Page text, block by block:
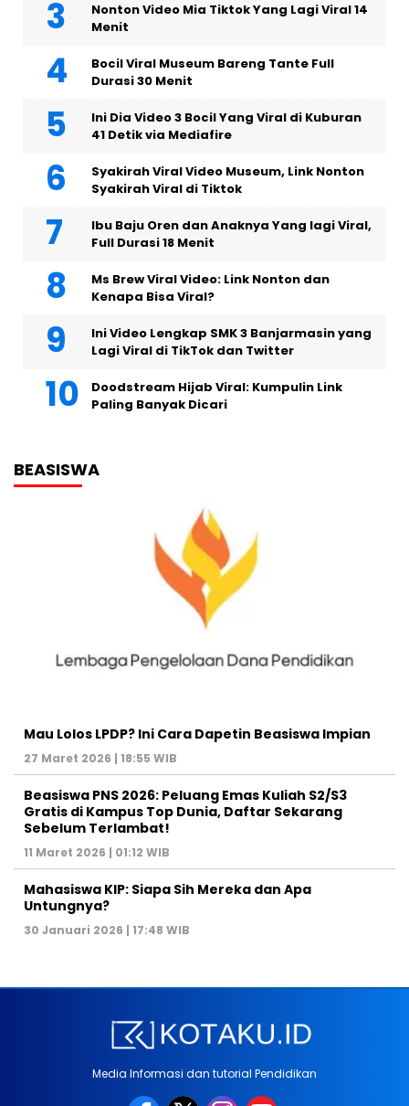
Nonton Video Mia Tiktok Yang Lagi Viral 14
Menit
Bocil Viral Museum Bareng Tante Full
Durasi 30 Menit
Ini Dia Video 3 Bocil Yang Viral di Kuburan
41 Detik via Mediafire
Syakirah Viral Video Museum, Link Nonton
Syakirah Viral di Tiktok
Ibu Baju Oren dan Anaknya Yang lagi Viral,
Full Durasi 18 Menit
Ms Brew Viral Video: Link Nonton dan
Kenapa Bisa Viral?
Ini Video Lengkap SMK 3 Banjarmasin yang
Lagi Viral di TikTok dan Twitter
Doodstream Hijab Viral: Kumpulin Link
Paling Banyak Dicari
BEASISWA
Mau Lolos LPDP? Ini Cara Dapetin Beasiswa Impian
27 Maret 2026 | 18:55 WIB
Beasiswa PNS 2026: Peluang Emas Kuliah S2/S3
Gratis di Kampus Top Dunia, Daftar Sekarang
Sebelum Terlambat!
11 Maret 2026 | 01:12 WIB
Mahasiswa KIP: Siapa Sih Mereka dan Apa
Untungnya?
30 Januari 2026 | 17:48 WIB
Media Informasi dan tutorial Pendidikan